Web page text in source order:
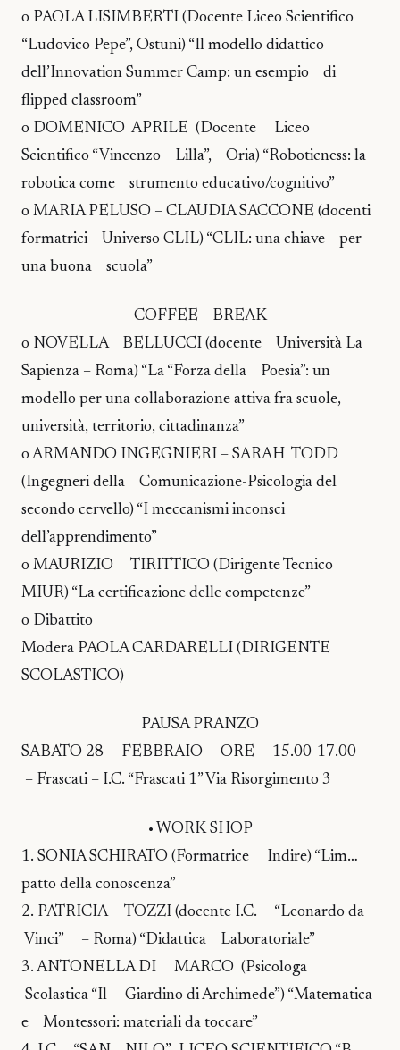
o PAOLA LISIMBERTI (Docente Liceo Scientifico
“Ludovico Pepe”, Ostuni) “Il modello didattico
dell’Innovation Summer Camp: un esempio di
flipped classroom”
o DOMENICO APRILE (Docente Liceo
Scientifico “Vincenzo Lilla”, Oria) “Roboticness: la
robotica come strumento educativo/cognitivo”
o MARIA PELUSO – CLAUDIA SACCONE (docenti
formatrici Universo CLIL) “CLIL: una chiave per
una buona scuola”
COFFEE BREAK
o NOVELLA BELLUCCI (docente Università La
Sapienza – Roma) “La “Forza della Poesia”: un
modello per una collaborazione attiva fra scuole,
università, territorio, cittadinanza”
o ARMANDO INGEGNIERI – SARAH TODD
(Ingegneri della Comunicazione-Psicologia del
secondo cervello) “I meccanismi inconsci
dell’apprendimento”
o MAURIZIO TIRITTICO (Dirigente Tecnico
MIUR) “La certificazione delle competenze”
o Dibattito
Modera PAOLA CARDARELLI (DIRIGENTE
SCOLASTICO)
PAUSA PRANZO
SABATO 28 FEBBRAIO ORE 15.00-17.00
– Frascati – I.C. “Frascati 1” Via Risorgimento 3
• WORK SHOP
1. SONIA SCHIRATO (Formatrice Indire) “Lim…
patto della conoscenza”
2. PATRICIA TOZZI (docente I.C. “Leonardo da
Vinci” – Roma) “Didattica Laboratoriale”
3. ANTONELLA DI MARCO (Psicologa
Scolastica “Il Giardino di Archimede”) “Matematica
e Montessori: materiali da toccare”